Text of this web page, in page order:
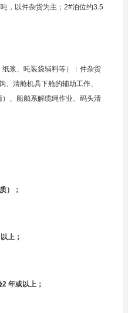
，以件杂货为主；2#泊位约3.5
浆、吨装袋辅料等）：件杂货
、清舱机具下舱的辅助工作、
、船舶系解缆绳作业、码头清
）；
上；
年或以上；